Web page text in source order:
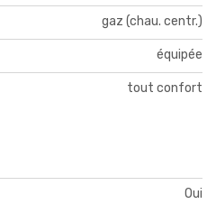
gaz (chau. centr.)
équipée
tout confort
Oui